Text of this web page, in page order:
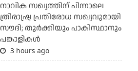
നാവിക സഖ്യത്തിന് പിന്നാലെ
ത്രിരാഷ്ട്ര പ്രതിരോധ സഖ്യവുമായി
സൗദി; തുര്‍ക്കിയും പാകിസ്ഥാനും
പങ്കാളികള്‍
3 hours ago